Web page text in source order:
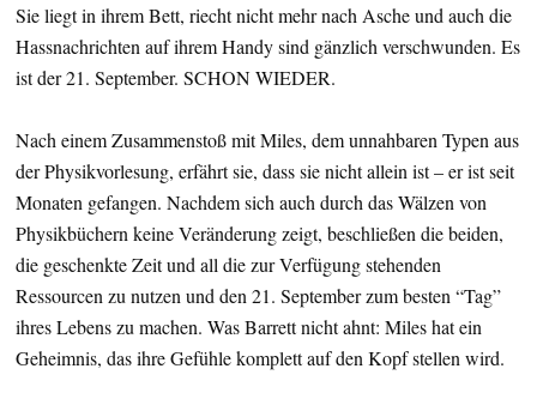
Sie liegt in ihrem Bett, riecht nicht mehr nach Asche und auch die
Hassnachrichten auf ihrem Handy sind gänzlich verschwunden. Es
ist der 21. September. SCHON WIEDER.
Nach einem Zusammenstoß mit Miles, dem unnahbaren Typen aus
der Physikvorlesung, erfährt sie, dass sie nicht allein ist – er ist seit
Monaten gefangen. Nachdem sich auch durch das Wälzen von
Physikbüchern keine Veränderung zeigt, beschließen die beiden,
die geschenkte Zeit und all die zur Verfügung stehenden
Ressourcen zu nutzen und den 21. September zum besten “Tag”
ihres Lebens zu machen. Was Barrett nicht ahnt: Miles hat ein
Geheimnis, das ihre Gefühle komplett auf den Kopf stellen wird.